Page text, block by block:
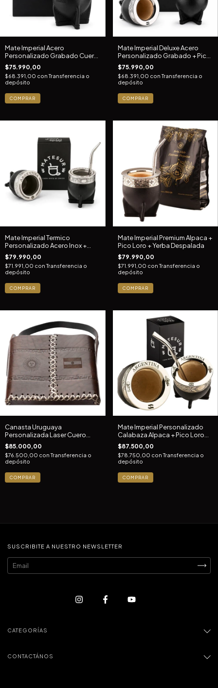
Mate Imperial Acero
Personalizado Grabado Cuero
+ Pico Loro
$75.990,00
$68.391,00 con Transferencia o
depósito
COMPRAR
Mate Imperial Deluxe Acero
Personalizado Grabado + Pico
Loro
$75.990,00
$68.391,00 conTransferencia o
depósito
COMPRAR
Mate Imperial Termico
Personalizado Acero Inox +
Bombilla
$79.990,00
$71.991,00 con Transferencia o
depósito
COMPRAR
Mate Imperial Premium Alpaca +
Pico Loro + Yerba Despalada
$79.990,00
$71.991,00 conTransferencia o
depósito
COMPRAR
Canasta Uruguaya
Personalizada Laser Cuero
Premium Portamate
$85.000,00
$76.500,00 con Transferencia o
depósito
COMPRAR
Mate Imperial Personalizado
Calabaza Alpaca + Pico Loro
Inox
$87.500,00
$78.750,00 conTransferencia o
depósito
COMPRAR
SUSCRIBITE A NUESTRO NEWSLETTER
CATEGORÍAS
CONTACTÁNOS